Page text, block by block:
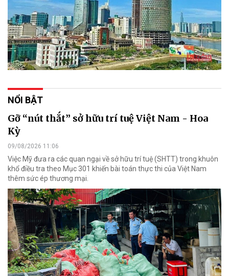
NỔI BẬT
Gỡ “nút thắt” sở hữu trí tuệ Việt Nam - Hoa
Kỳ
09/08/2026 11:06
Việc Mỹ đưa ra các quan ngại về sở hữu trí tuệ (SHTT) trong khuôn
khổ điều tra theo Mục 301 khiến bài toán thực thi của Việt Nam
thêm sức ép thương mại.